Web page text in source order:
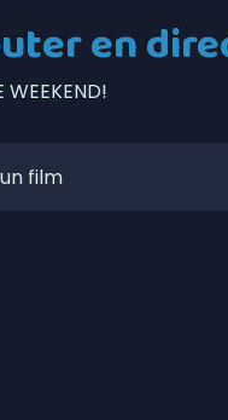
en
WEEKEND!
film